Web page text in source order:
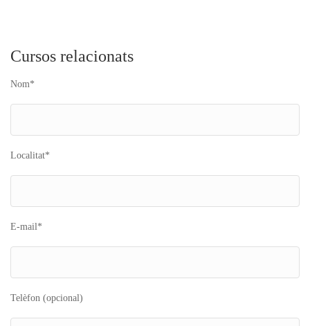
Cursos relacionats
Nom*
Localitat*
E-mail*
Telèfon (opcional)